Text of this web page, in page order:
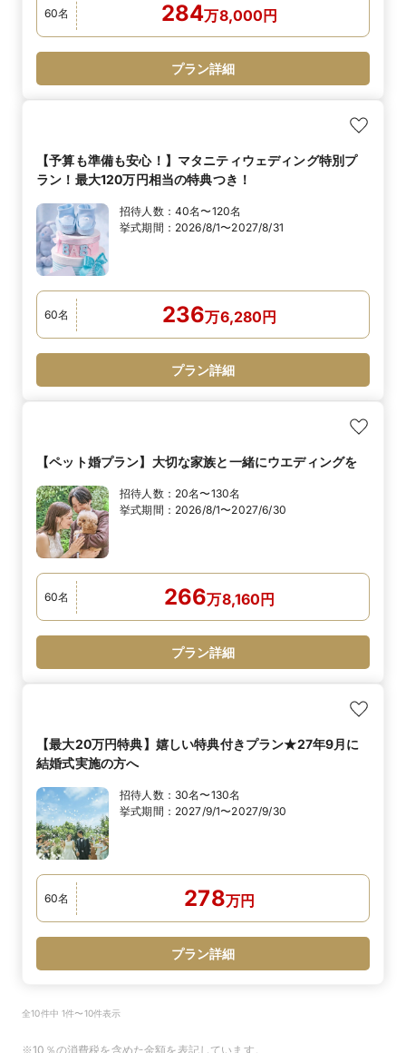
60名 284万8,000円
プラン詳細
【予算も準備も安心！】マタニティウェディング特別プ
ラン！最大120万円相当の特典つき！
招待人数： 40名〜120名
挙式期間： 2026/8/1〜2027/8/31
60名 236万6,280円
プラン詳細
【ペット婚プラン】大切な家族と一緒にウエディングを
招待人数： 20名〜130名
挙式期間： 2026/8/1〜2027/6/30
60名 266万8,160円
プラン詳細
【最大20万円特典】嬉しい特典付きプラン★27年9月に
結婚式実施の方へ
招待人数： 30名〜130名
挙式期間： 2027/9/1〜2027/9/30
60名 278万円
プラン詳細
全10件中 1件〜10件表示
※10％の消費税を含めた金額を表記しています。